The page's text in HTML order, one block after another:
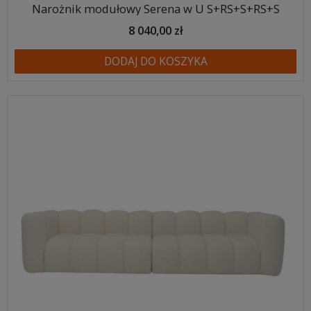
Narożnik modułowy Serena w U S+RS+S+RS+S
8 040,00 zł
DODAJ DO KOSZYKA